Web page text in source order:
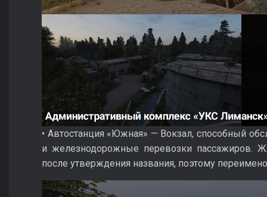
• Автостанция «Южная» — Вокзал, способный
и железнодорожные перевозки
после утверждения названия, поэтому